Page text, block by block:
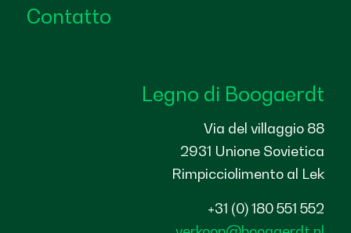
Contatto
Legno di Boogaerdt
Via del villaggio 88
2931 Unione Sovietica
Rimpicciolimento al Lek
+31 (0) 180 551 552